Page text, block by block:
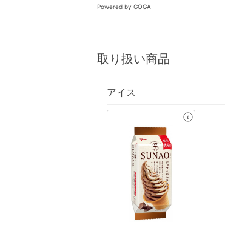
Powered by GOGA
取り扱い商品
アイス